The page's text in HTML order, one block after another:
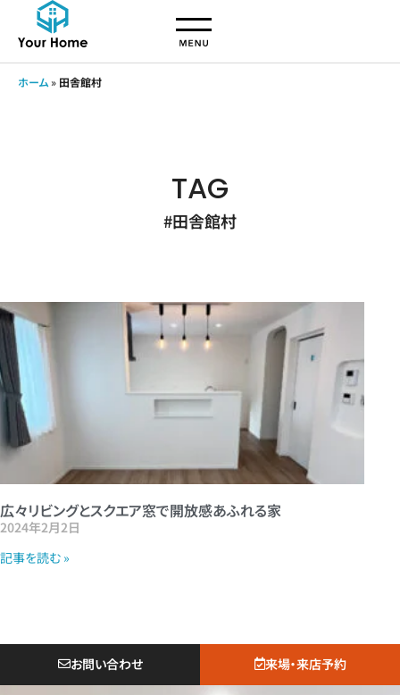
ホーム » 田舎館村
TAG
#田舎館村
広々リビングとスクエア窓で開放感あふれる家
2024年2月2日
記事を読む »
お問い合わせ 来場・来店予約